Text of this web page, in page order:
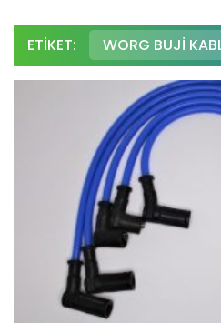
ETIKET: WORG BUJI